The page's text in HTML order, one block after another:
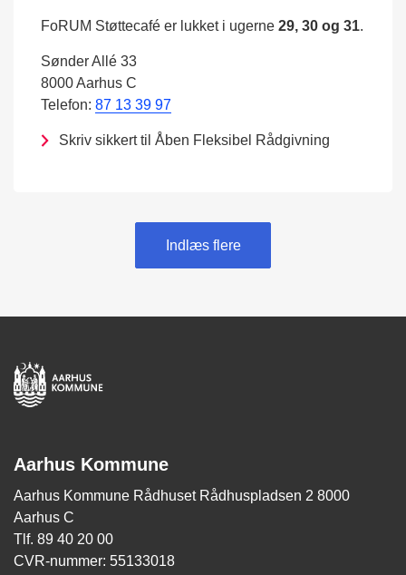
FoRUM Støttecafé er lukket i ugerne 29, 30 og 31.
Sønder Allé 33
8000 Aarhus C
Telefon: 87 13 39 97
Skriv sikkert til Åben Fleksibel Rådgivning
Indlæs flere
Aarhus Kommune
Aarhus Kommune Rådhuset Rådhuspladsen 2 8000
Aarhus C
Tlf. 89 40 20 00
CVR-nummer: 55133018